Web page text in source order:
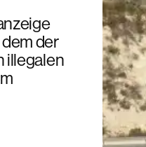
der
illegalen